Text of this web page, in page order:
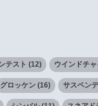
テスト (12) ウインドチ
グロッケン (16) サスペン